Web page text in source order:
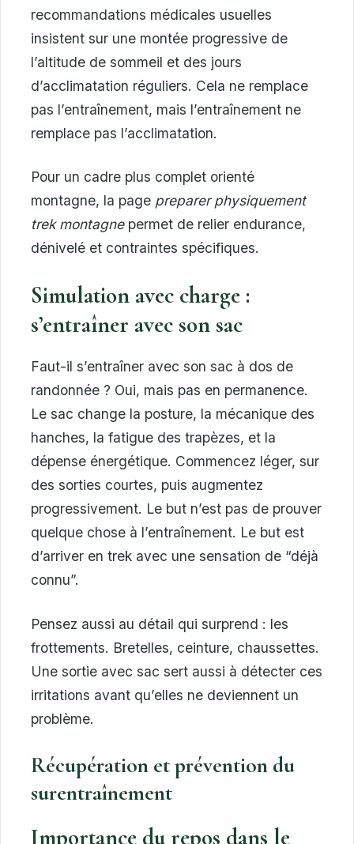
recommandations médicales usuelles
insistent sur une montée progressive de
l’altitude de sommeil et des jours
d’acclimatation réguliers. Cela ne remplace
pas l’entraînement, mais l’entraînement ne
remplace pas l’acclimatation.
Pour un cadre plus complet orienté
montagne, la page preparer physiquement
trek montagnepermet de relier endurance,
dénivelé et contraintes spécifiques.
Simulation avec charge :
s’entraîner avec son sac
Faut-il s’entraîner avec son sac à dos de
randonnée ? Oui, mais pas en permanence.
Le sac change la posture, la mécanique des
hanches, la fatigue des trapèzes, et la
dépense énergétique. Commencez léger, sur
des sorties courtes, puis augmentez
progressivement. Le but n’est pas de prouver
quelque chose à l’entraînement. Le but est
d’arriver en trek avec une sensation de “déjà
connu”.
Pensez aussi au détail qui surprend : les
frottements. Bretelles, ceinture, chaussettes.
Une sortie avec sac sert aussi à détecter ces
irritations avant qu’elles ne deviennent un
problème.
Récupération et prévention du
surentraînement
Importance du repos dans le